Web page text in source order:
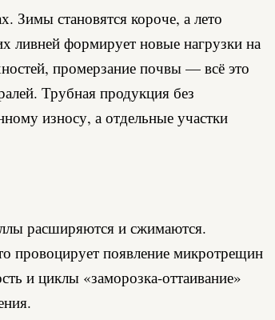
Зимы становятся короче, а лето
ливней формирует новые нагрузки на
промерзание почвы — всё это
Трубная продукция без
износу, а отдельные участки
расширяются и сжимаются.
провоцирует появление микротрещин
и циклы «заморозка-оттаивание»